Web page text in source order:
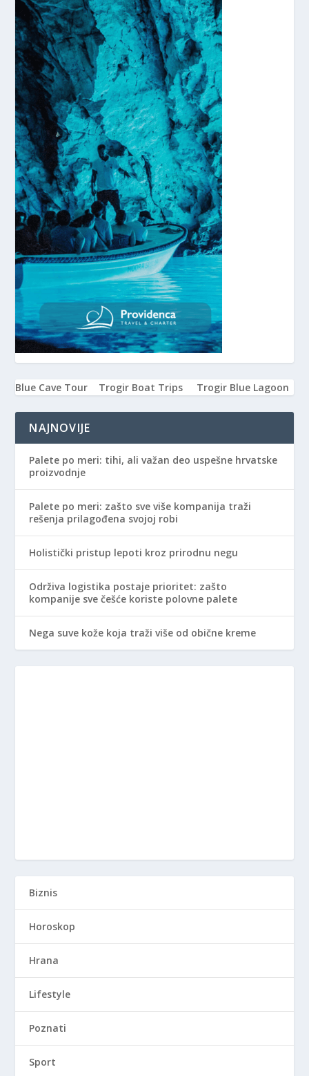
Blue Cave Tour Trogir Boat Trips Trogir Blue Lagoon
NAJNOVIJE
Palete po meri: tihi, ali važan deo uspešne hrvatske
proizvodnje
Palete po meri: zašto sve više kompanija traži
rešenja prilagođena svojoj robi
Holistički pristup lepoti kroz prirodnu negu
Održiva logistika postaje prioritet: zašto
kompanije sve češće koriste polovne palete
Nega suve kože koja traži više od obične kreme
Biznis
Horoskop
Hrana
Lifestyle
Poznati
Sport